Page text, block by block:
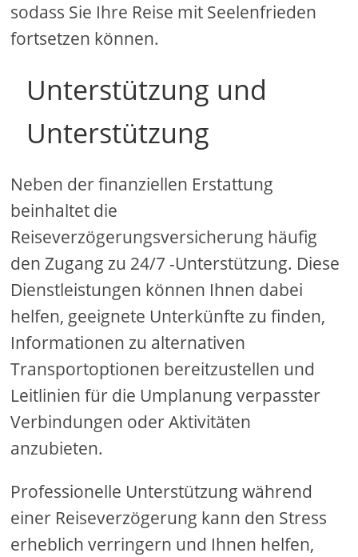
sodass Sie Ihre Reise mit Seelenfrieden
fortsetzen können.
Unterstützung und
Unterstützung
Neben der finanziellen Erstattung
beinhaltet die
Reiseverzögerungsversicherung häufig
den Zugang zu 24/7 -Unterstützung. Diese
Dienstleistungen können Ihnen dabei
helfen, geeignete Unterkünfte zu finden,
Informationen zu alternativen
Transportoptionen bereitzustellen und
Leitlinien für die Umplanung verpasster
Verbindungen oder Aktivitäten
anzubieten.
Professionelle Unterstützung während
einer Reiseverzögerung kann den Stress
erheblich verringern und Ihnen helfen,